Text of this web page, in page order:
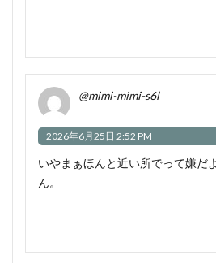
@mimi-mimi-s6l
2026年6月25日 2:52 PM
いやまぁほんと近い所でって嫌だ
ん。